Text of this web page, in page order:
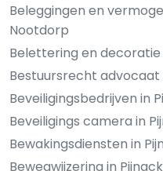
Beleggingen en
Nootdorp
Belettering en
Bestuursrecht
Beveiligingsbedrijven in
Beveiligings camera in
Bewakingsdiensten in
Bewegwijzering in